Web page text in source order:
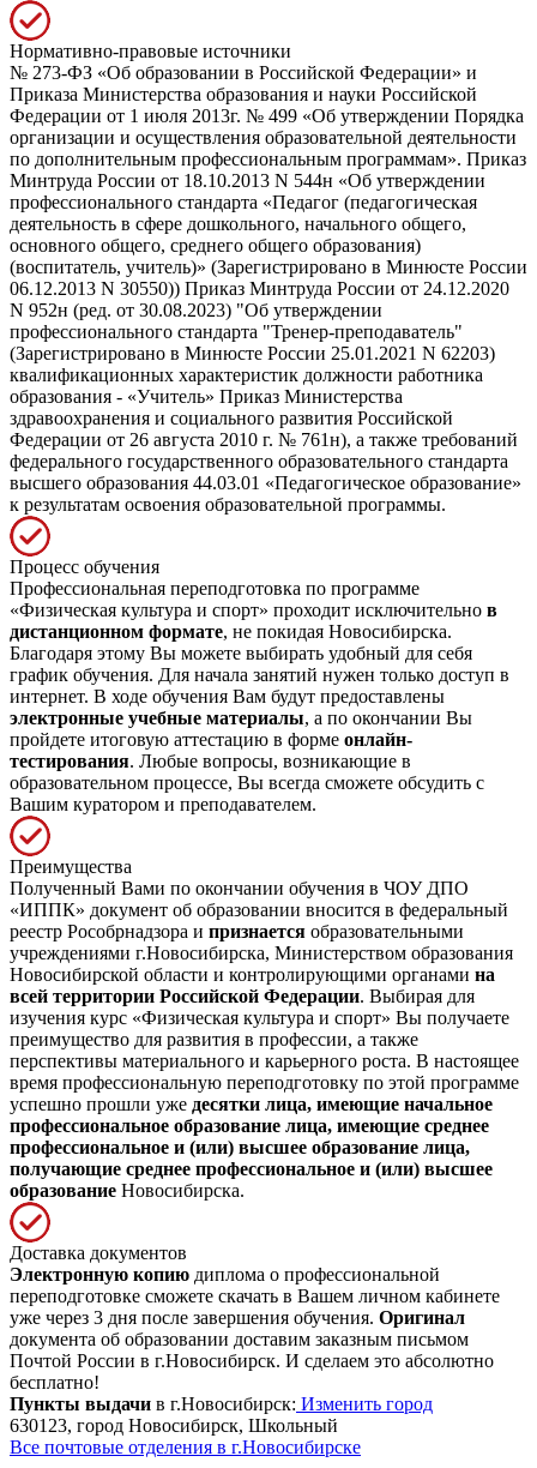
Нормативно-правовые источники
№ 273-ФЗ «Об образовании в Российской Федерации» и
Приказа Министерства образования и науки Российской
Федерации от 1 июля 2013г. № 499 «Об утверждении Порядка
организации и осуществления образовательной деятельности
по дополнительным профессиональным программам». Приказ
Минтруда России от 18.10.2013 N 544н «Об утверждении
профессионального стандарта «Педагог (педагогическая
деятельность в сфере дошкольного, начального общего,
основного общего, среднего общего образования)
(воспитатель, учитель)» (Зарегистрировано в Минюсте России
06.12.2013 N 30550)) Приказ Минтруда России от 24.12.2020
N 952н (ред. от 30.08.2023) "Об утверждении
профессионального стандарта "Тренер-преподаватель"
(Зарегистрировано в Минюсте России 25.01.2021 N 62203)
квалификационных характеристик должности работника
образования - «Учитель» Приказ Министерства
здравоохранения и социального развития Российской
Федерации от 26 августа 2010 г. № 761н), а также требований
федерального государственного образовательного стандарта
высшего образования 44.03.01 «Педагогическое образование»
к результатам освоения образовательной программы.
Процесс обучения
Профессиональная переподготовка по программе
«Физическая культура и спорт» проходит исключительно в
дистанционном формате, не покидая Новосибирска.
Благодаря этому Вы можете выбирать удобный для себя
график обучения. Для начала занятий нужен только доступ в
интернет. В ходе обучения Вам будут предоставлены
электронные учебные материалы, а по окончании Вы
пройдете итоговую аттестацию в форме онлайн-
тестирования. Любые вопросы, возникающие в
образовательном процессе, Вы всегда сможете обсудить с
Вашим куратором и преподавателем.
Преимущества
Полученный Вами по окончании обучения в ЧОУ ДПО
«ИППК» документ об образовании вносится в федеральный
реестр Рособрнадзора и признается образовательными
учреждениями г.Новосибирска, Министерством образования
Новосибирской области и контролирующими органами на
всей территории Российской Федерации. Выбирая для
изучения курс «Физическая культура и спорт» Вы получаете
преимущество для развития в профессии, а также
перспективы материального и карьерного роста. В настоящее
время профессиональную переподготовку по этой программе
успешно прошли уже десятки лица, имеющие начальное
профессиональное образование лица, имеющие среднее
профессиональное и (или) высшее образование лица,
получающие среднее профессиональное и (или) высшее
образование Новосибирска.
Доставка документов
Электронную копию диплома о профессиональной
переподготовке сможете скачать в Вашем личном кабинете
уже через 3 дня после завершения обучения. Оригинал
документа об образовании доставим заказным письмом
Почтой России в г.Новосибирск. И сделаем это абсолютно
бесплатно!
Пункты выдачи в г.Новосибирск: Изменить город
630123, город Новосибирск, Школьный
Все почтовые отделения в г.Новосибирске